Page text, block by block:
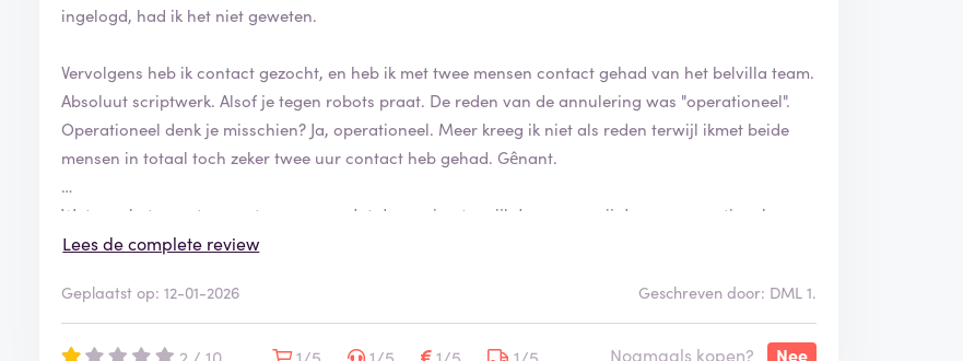
ingelogd, had ik het niet geweten.
Vervolgens heb ik contact gezocht, en heb ik met twee mensen contact gehad van het belvilla team.
Absoluut scriptwerk. Alsof je tegen robots praat. De reden van de annulering was "operationeel".
Operationeel denk je misschien? Ja, operationeel. Meer kreeg ik niet als reden terwijl ikmet beide
mensen in totaal toch zeker twee uur contact heb gehad. Gênant.
Wat nog het meest genante was, was dat de woning terwijl deze voor mij dus om operationele
redenen was geannuleerd, gewoon nog boekbaar was. En je raadt het. De prijs was "ineens" met
Dat werd overigens ontkend door Belvilla terwijl ik er gewoon de printscreens van heb en dat aan
ze gemeld heb.
Lees de complete review
Geplaatst op: 12-01-2026 Geschreven door: DML 1.
Nogmaals kopen? Nee